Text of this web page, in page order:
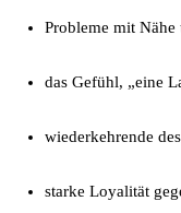
Probleme mit Nähe
das Gefühl, „eine
wiederkehrende
starke Loyalität